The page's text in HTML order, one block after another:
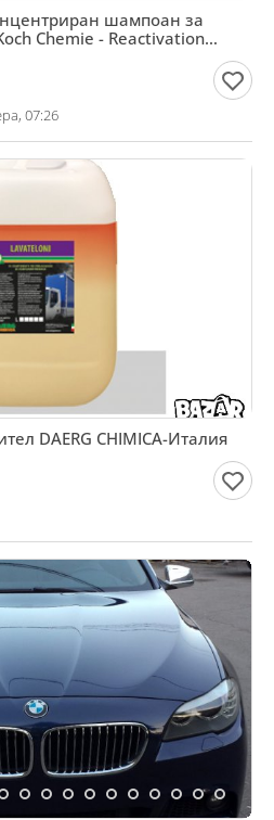
шампоан за
Chemie - Reactivation
07:26
DAERG CHIMICA-Италия